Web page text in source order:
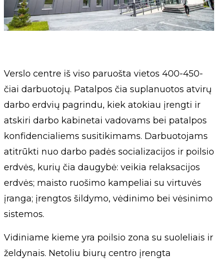
Verslo centre iš viso paruošta vietos 400-450-
čiai darbuotojų. Patalpos čia suplanuotos atvirų
darbo erdvių pagrindu, kiek atokiau įrengti ir
atskiri darbo kabinetai vadovams bei patalpos
konfidencialiems susitikimams. Darbuotojams
atitrūkti nuo darbo padės socializacijos ir poilsio
erdvės, kurių čia daugybė: veikia relaksacijos
erdvės; maisto ruošimo kampeliai su virtuvės
įranga; įrengtos šildymo, vėdinimo bei vėsinimo
sistemos.
Vidiniame kieme yra poilsio zona su suoleliais ir
želdynais. Netoliu biurų centro įrengta